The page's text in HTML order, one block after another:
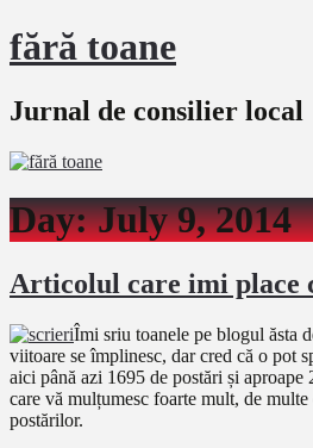
fără toane
Jurnal de consilier local
Day:July 9, 2014
Articolul care imi place
Îmi sriu toanele pe blogul ăsta
viitoare se împlinesc, dar cred că o pot
aici până azi 1695 de postări și
care vă mulțumesc foarte mult, de
postărilor.